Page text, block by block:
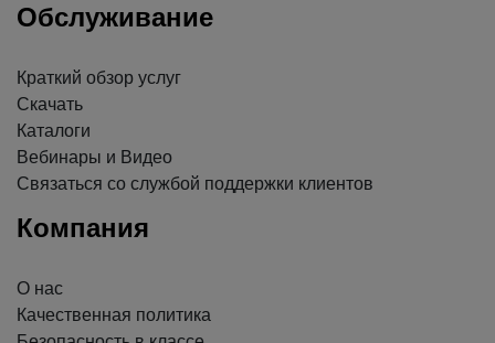
Обслуживание
Краткий обзор услуг
Скачать
Каталоги
Вебинары и Видео
Связаться со службой поддержки клиентов
Компания
О нас
Качественная политика